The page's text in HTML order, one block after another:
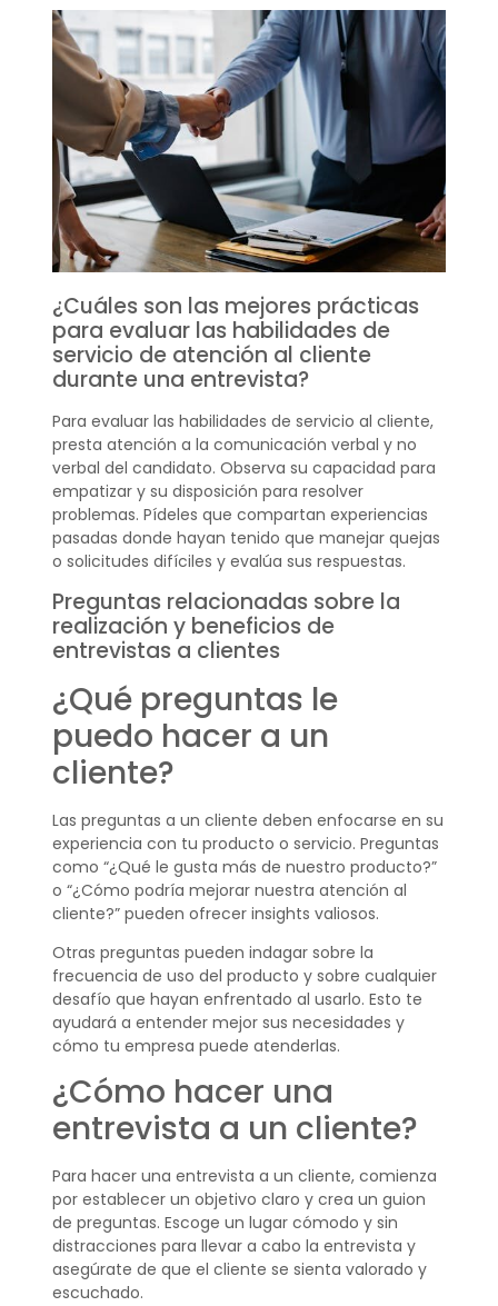
¿Cuáles son las mejores prácticas
para evaluar las habilidades de
servicio de atención al cliente
durante una entrevista?
Para evaluar las habilidades de servicio al cliente,
presta atención a la comunicación verbal y no
verbal del candidato. Observa su capacidad para
empatizar y su disposición para resolver
problemas. Pídeles que compartan experiencias
pasadas donde hayan tenido que manejar quejas
o solicitudes difíciles y evalúa sus respuestas.
Preguntas relacionadas sobre la
realización y beneficios de
entrevistas a clientes
¿Qué preguntas le
puedo hacer a un
cliente?
Las preguntas a un cliente deben enfocarse en su
experiencia con tu producto o servicio. Preguntas
como “¿Qué le gusta más de nuestro producto?”
o “¿Cómo podría mejorar nuestra atención al
cliente?” pueden ofrecer insights valiosos.
Otras preguntas pueden indagar sobre la
frecuencia de uso del producto y sobre cualquier
desafío que hayan enfrentado al usarlo. Esto te
ayudará a entender mejor sus necesidades y
cómo tu empresa puede atenderlas.
¿Cómo hacer una
entrevista a un cliente?
Para hacer una entrevista a un cliente, comienza
por establecer un objetivo claro y crea un guion
de preguntas. Escoge un lugar cómodo y sin
distracciones para llevar a cabo la entrevista y
asegúrate de que el cliente se sienta valorado y
escuchado.